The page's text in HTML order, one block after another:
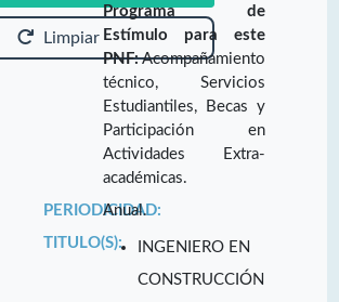
Limpiar
Programa de
Estímulo para este
PNF:Acompañamiento
técnico, Servicios
Estudiantiles, Becas y
Participación en
Actividades Extra-
académicas.
PERIODICIDAD:
Anual.
TITULO(S):
INGENIERO EN
CONSTRUCCIÓN